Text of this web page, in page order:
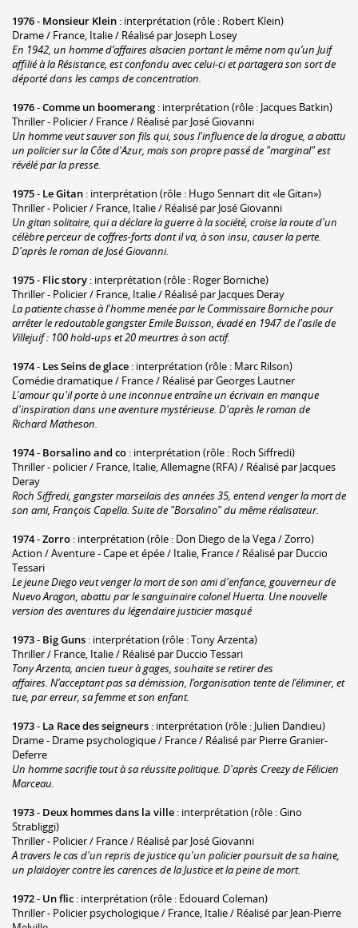
1976- Monsieur Klein : interprétation (rôle : Robert Klein)
Drame / France, Italie / Réalisé par Joseph Losey
En 1942, un homme d’affaires alsacien portant le même nom qu’un Juif
affilié à la Résistance, est confondu avec celui-ci et partagera son sort de
déporté dans les camps de concentration.
1976-Comme un boomerang : interprétation (rôle : Jacques Batkin)
Thriller - Policier / France / Réalisé par José Giovanni
Un homme veut sauver son fils qui, sous l'influence de la drogue, a abattu
un policier sur la Côte d'Azur, mais son propre passé de "marginal" est
révélé par la presse.
1975- Le Gitan : interprétation (rôle : Hugo Sennart dit «le Gitan»)
Thriller - Policier / France, Italie / Réalisé par José Giovanni
Un gitan solitaire, qui a déclare la guerre à la société, croise la route d'un
célèbre perceur de coffres-forts dont il va, à son insu, causer la perte.
D'après le roman de José Giovanni.
1975- Flic story : interprétation (rôle : Roger Borniche)
Thriller - Policier / France, Italie / Réalisé par Jacques Deray
La patiente chasse à l'homme menée par le Commissaire Borniche pour
arrêter le redoutable gangster Emile Buisson, évadé en 1947 de l'asile de
Villejuif : 100 hold-ups et 20 meurtres à son actif.
1974- Les Seins de glace : interprétation (rôle : Marc Rilson)
Comédie dramatique / France / Réalisé par Georges Lautner
L'amour qu'il porte à une inconnue entraîne un écrivain en manque
d'inspiration dans une aventure mystérieuse. D'après le roman de
Richard Matheson.
1974- Borsalino and co : interprétation (rôle : Roch Siffredi)
Thriller - policier / France, Italie, Allemagne (RFA) / Réalisé par Jacques
Deray
Roch Siffredi, gangster marseilais des années 35, entend venger la mort de
son ami, François Capella. Suite de "Borsalino" du même réalisateur.
1974-Zorro : interprétation (rôle : Don Diego de la Vega / Zorro)
Action / Aventure - Cape et épée / Italie, France / Réalisé par Duccio
Tessari
Le jeune Diego veut venger la mort de son ami d'enfance, gouverneur de
Nuevo Aragon, abattu par le sanguinaire colonel Huerta. Une nouvelle
version des aventures du légendaire justicier masqué
1973- Big Guns : interprétation (rôle : Tony Arzenta)
Thriller / France, Italie / Réalisé par Duccio Tessari
Tony Arzenta, ancien tueur à gages, souhaite se retirer des
affaires. N’acceptant pas sa démission, l’organisation tente de l’éliminer, et
tue, par erreur, sa femme et son enfant.
1973- La Race des seigneurs : interprétation (rôle : Julien Dandieu)
Drame - Drame psychologique / France / Réalisé par Pierre Granier-
Deferre
Un homme sacrifie tout à sa réussite politique. D'après Creezyde Félicien
Marceau.
1973- Deux hommes dans la ville : interprétation (rôle : Gino
Strabliggi)
Thriller - Policier / France / Réalisé par José Giovanni
A travers le cas d'un repris de justice qu'un policier poursuit de sa haine,
un plaidoyer contre les carences de la Justice et la peine de mort.
1972- Un flic : interprétation (rôle : Edouard Coleman)
Thriller - Policier psychologique / France, Italie / Réalisé par Jean-Pierre